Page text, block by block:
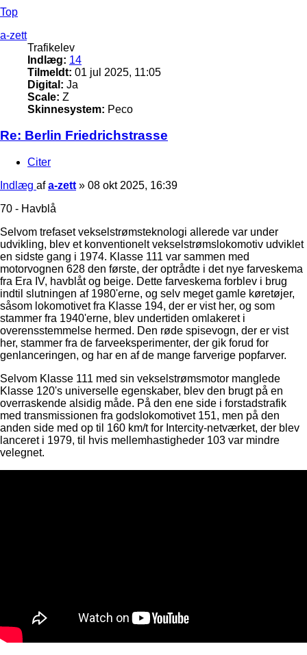
Top
a-zett
Trafikelev
Indlæg: 14
Tilmeldt: 01 jul 2025, 11:05
Digital: Ja
Scale: Z
Skinnesystem: Peco
Re: Berlin Friedrichstrasse
Citer
Indlæg afa-zett » 08 okt 2025, 16:39
70 - Havblå
Selvom trefaset vekselstrømsteknologi allerede var under
udvikling, blev et konventionelt vekselstrømslokomotiv udviklet
en sidste gang i 1974. Klasse 111 var sammen med
motorvognen 628 den første, der optrådte i det nye farveskema
fra Era IV, havblåt og beige. Dette farveskema forblev i brug
indtil slutningen af ​​1980'erne, og selv meget gamle køretøjer,
såsom lokomotivet fra Klasse 194, der er vist her, og som
stammer fra 1940'erne, blev undertiden omlakeret i
overensstemmelse hermed. Den røde spisevogn, der er vist
her, stammer fra de farveeksperimenter, der gik forud for
genlanceringen, og har en af ​​de mange farverige popfarver.
Selvom Klasse 111 med sin vekselstrømsmotor manglede
Klasse 120's universelle egenskaber, blev den brugt på en
overraskende alsidig måde. På den ene side i forstadstrafik
med transmissionen fra godslokomotivet 151, men på den
anden side med op til 160 km/t for Intercity-netværket, der blev
lanceret i 1979, til hvis mellemhastigheder 103 var mindre
velegnet.